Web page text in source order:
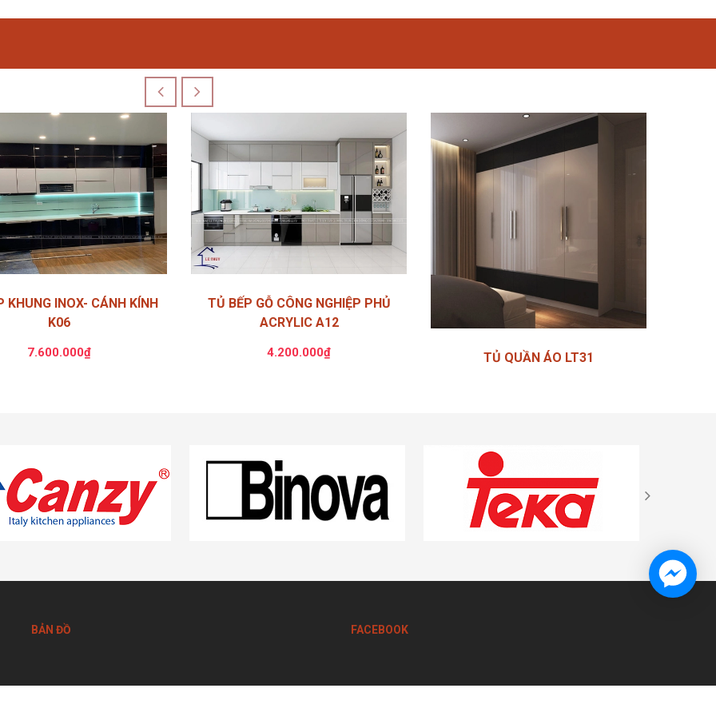
KHUNG INOX- CÁNH KÍNH
K06
7.600.000₫
TỦ BẾP GỖ CÔNG NGHIỆP PHỦ
ACRYLIC A12
4.200.000₫ TỦ QUẦN ÁO LT31
BẢN ĐỒ FACEBOOK